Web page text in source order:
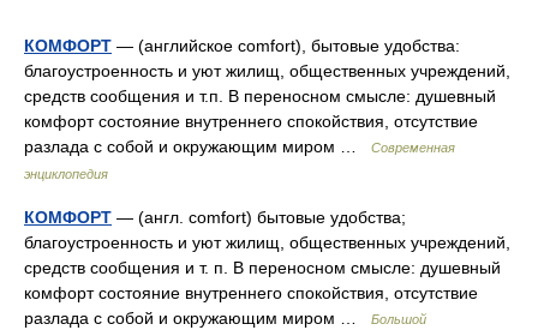
КОМФОРТ — (английское comfort), бытовые удобства:
благоустроенность и уют жилищ, общественных учреждений,
средств сообщения и т.п. В переносном смысле: душевный
комфорт состояние внутреннего спокойствия, отсутствие
разлада с собой и окружающим миром …
Современная
энциклопедия
КОМФОРТ — (англ. comfort) бытовые удобства;
благоустроенность и уют жилищ, общественных учреждений,
средств сообщения и т. п. В переносном смысле: душевный
комфорт состояние внутреннего спокойствия, отсутствие
разлада с собой и окружающим миром …
Большой